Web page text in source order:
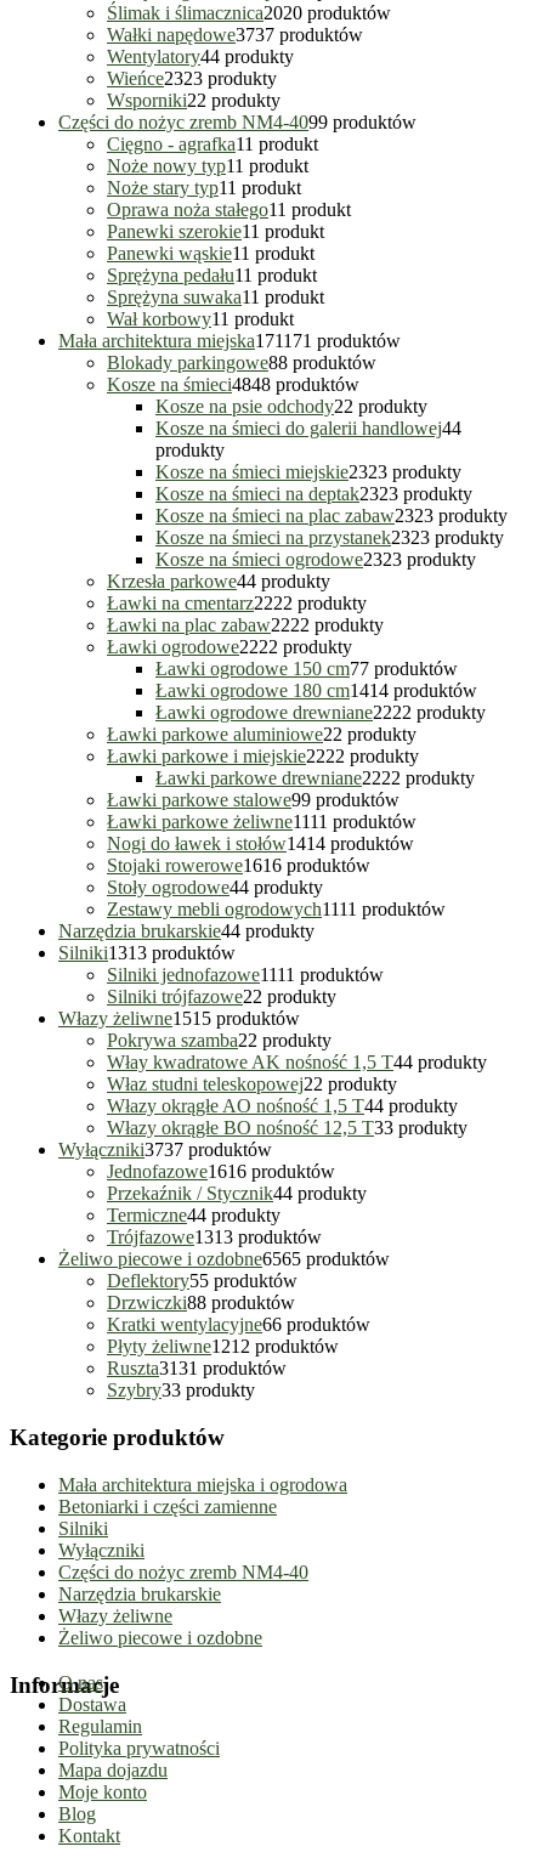
Ślimak i ślimacznica2020 produktów
Wałki napędowe3737 produktów
Wentylatory44 produkty
Wieńce2323 produkty
Wsporniki22 produkty
Części do nożyc zremb NM4-4099 produktów
Cięgno - agrafka11 produkt
Noże nowy typ11 produkt
Noże stary typ11 produkt
Oprawa noża stałego11 produkt
Panewki szerokie11 produkt
Panewki wąskie11 produkt
Sprężyna pedału11 produkt
Sprężyna suwaka11 produkt
Wał korbowy11 produkt
Mała architektura miejska171171 produktów
Blokady parkingowe88 produktów
Kosze na śmieci4848 produktów
Kosze na psie odchody22 produkty
Kosze na śmieci do galerii handlowej44
produkty
Kosze na śmieci miejskie2323 produkty
Kosze na śmieci na deptak2323 produkty
Kosze na śmieci na plac zabaw2323 produkty
Kosze na śmieci na przystanek2323 produkty
Kosze na śmieci ogrodowe2323 produkty
Krzesła parkowe44 produkty
Ławki na cmentarz2222 produkty
Ławki na plac zabaw2222 produkty
Ławki ogrodowe2222 produkty
Ławki ogrodowe 150 cm77 produktów
Ławki ogrodowe 180 cm1414 produktów
Ławki ogrodowe drewniane2222 produkty
Ławki parkowe aluminiowe22 produkty
Ławki parkowe i miejskie2222 produkty
Ławki parkowe drewniane2222 produkty
Ławki parkowe stalowe99 produktów
Ławki parkowe żeliwne1111 produktów
Nogi do ławek i stołów1414 produktów
Stojaki rowerowe1616 produktów
Stoły ogrodowe44 produkty
Zestawy mebli ogrodowych1111 produktów
Narzędzia brukarskie44 produkty
Silniki1313 produktów
Silniki jednofazowe1111 produktów
Silniki trójfazowe22 produkty
Włazy żeliwne1515 produktów
Pokrywa szamba22 produkty
Włay kwadratowe AK nośność 1,5 T44 produkty
Właz studni teleskopowej22 produkty
Włazy okrągłe AO nośność 1,5 T44 produkty
Włazy okrągłe BO nośność 12,5 T33 produkty
Wyłączniki3737 produktów
Jednofazowe1616 produktów
Przekaźnik / Stycznik44 produkty
Termiczne44 produkty
Trójfazowe1313 produktów
Żeliwo piecowe i ozdobne6565 produktów
Deflektory55 produktów
Drzwiczki88 produktów
Kratki wentylacyjne66 produktów
Płyty żeliwne1212 produktów
Ruszta3131 produktów
Szybry33 produkty
Kategorie produktów
Mała architektura miejska i ogrodowa
Betoniarki i części zamienne
Silniki
Wyłączniki
Części do nożyc zremb NM4-40
Narzędzia brukarskie
Włazy żeliwne
Żeliwo piecowe i ozdobne
Informacje
O nas
Dostawa
Regulamin
Polityka prywatności
Mapa dojazdu
Moje konto
Blog
Kontakt